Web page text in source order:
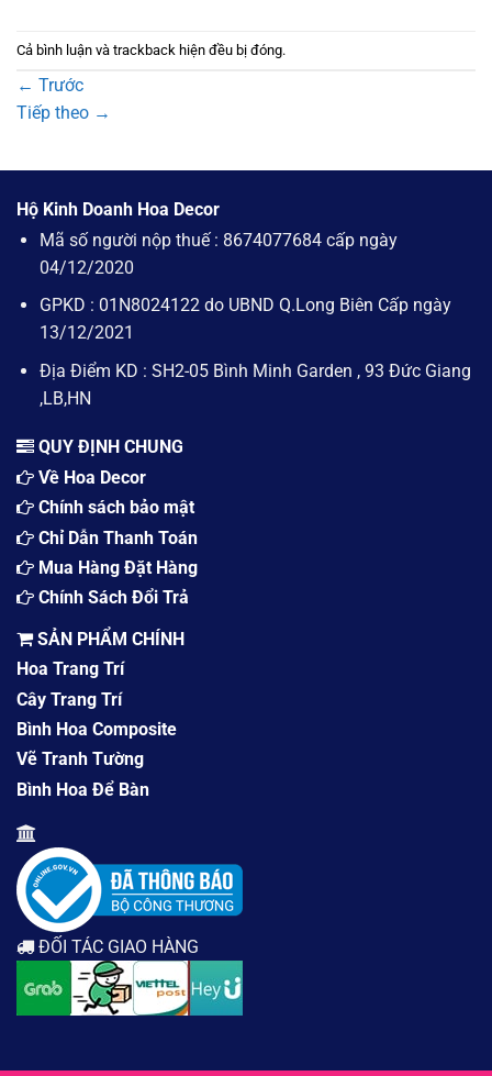
Cả bình luận và trackback hiện đều bị đóng.
← Trước
Tiếp theo →
Hộ Kinh Doanh Hoa Decor
Mã số người nộp thuế : 8674077684 cấp ngày
04/12/2020
GPKD : 01N8024122 do UBND Q.Long Biên Cấp ngày
13/12/2021
Địa Điểm KD : SH2-05 Bình Minh Garden , 93 Đức Giang
,LB,HN
QUY ĐỊNH CHUNG
Về Hoa Decor
Chính sách bảo mật
Chỉ Dẫn Thanh Toán
Mua Hàng Đặt Hàng
Chính Sách Đổi Trả
SẢN PHẨM CHÍNH
Hoa Trang Trí
Cây Trang Trí
Bình Hoa Composite
Vẽ Tranh Tường
Bình Hoa Để Bàn
ĐỐI TÁC GIAO HÀNG